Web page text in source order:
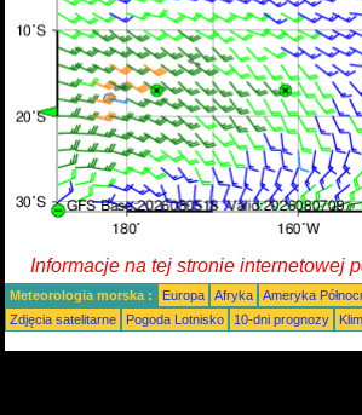
Informacje na tej stronie internetowej
Meteorologia morska : Europa Afryka Ameryka
Zdjęcia satelitarne
Pogoda Lotnisko 10-dni prognozy